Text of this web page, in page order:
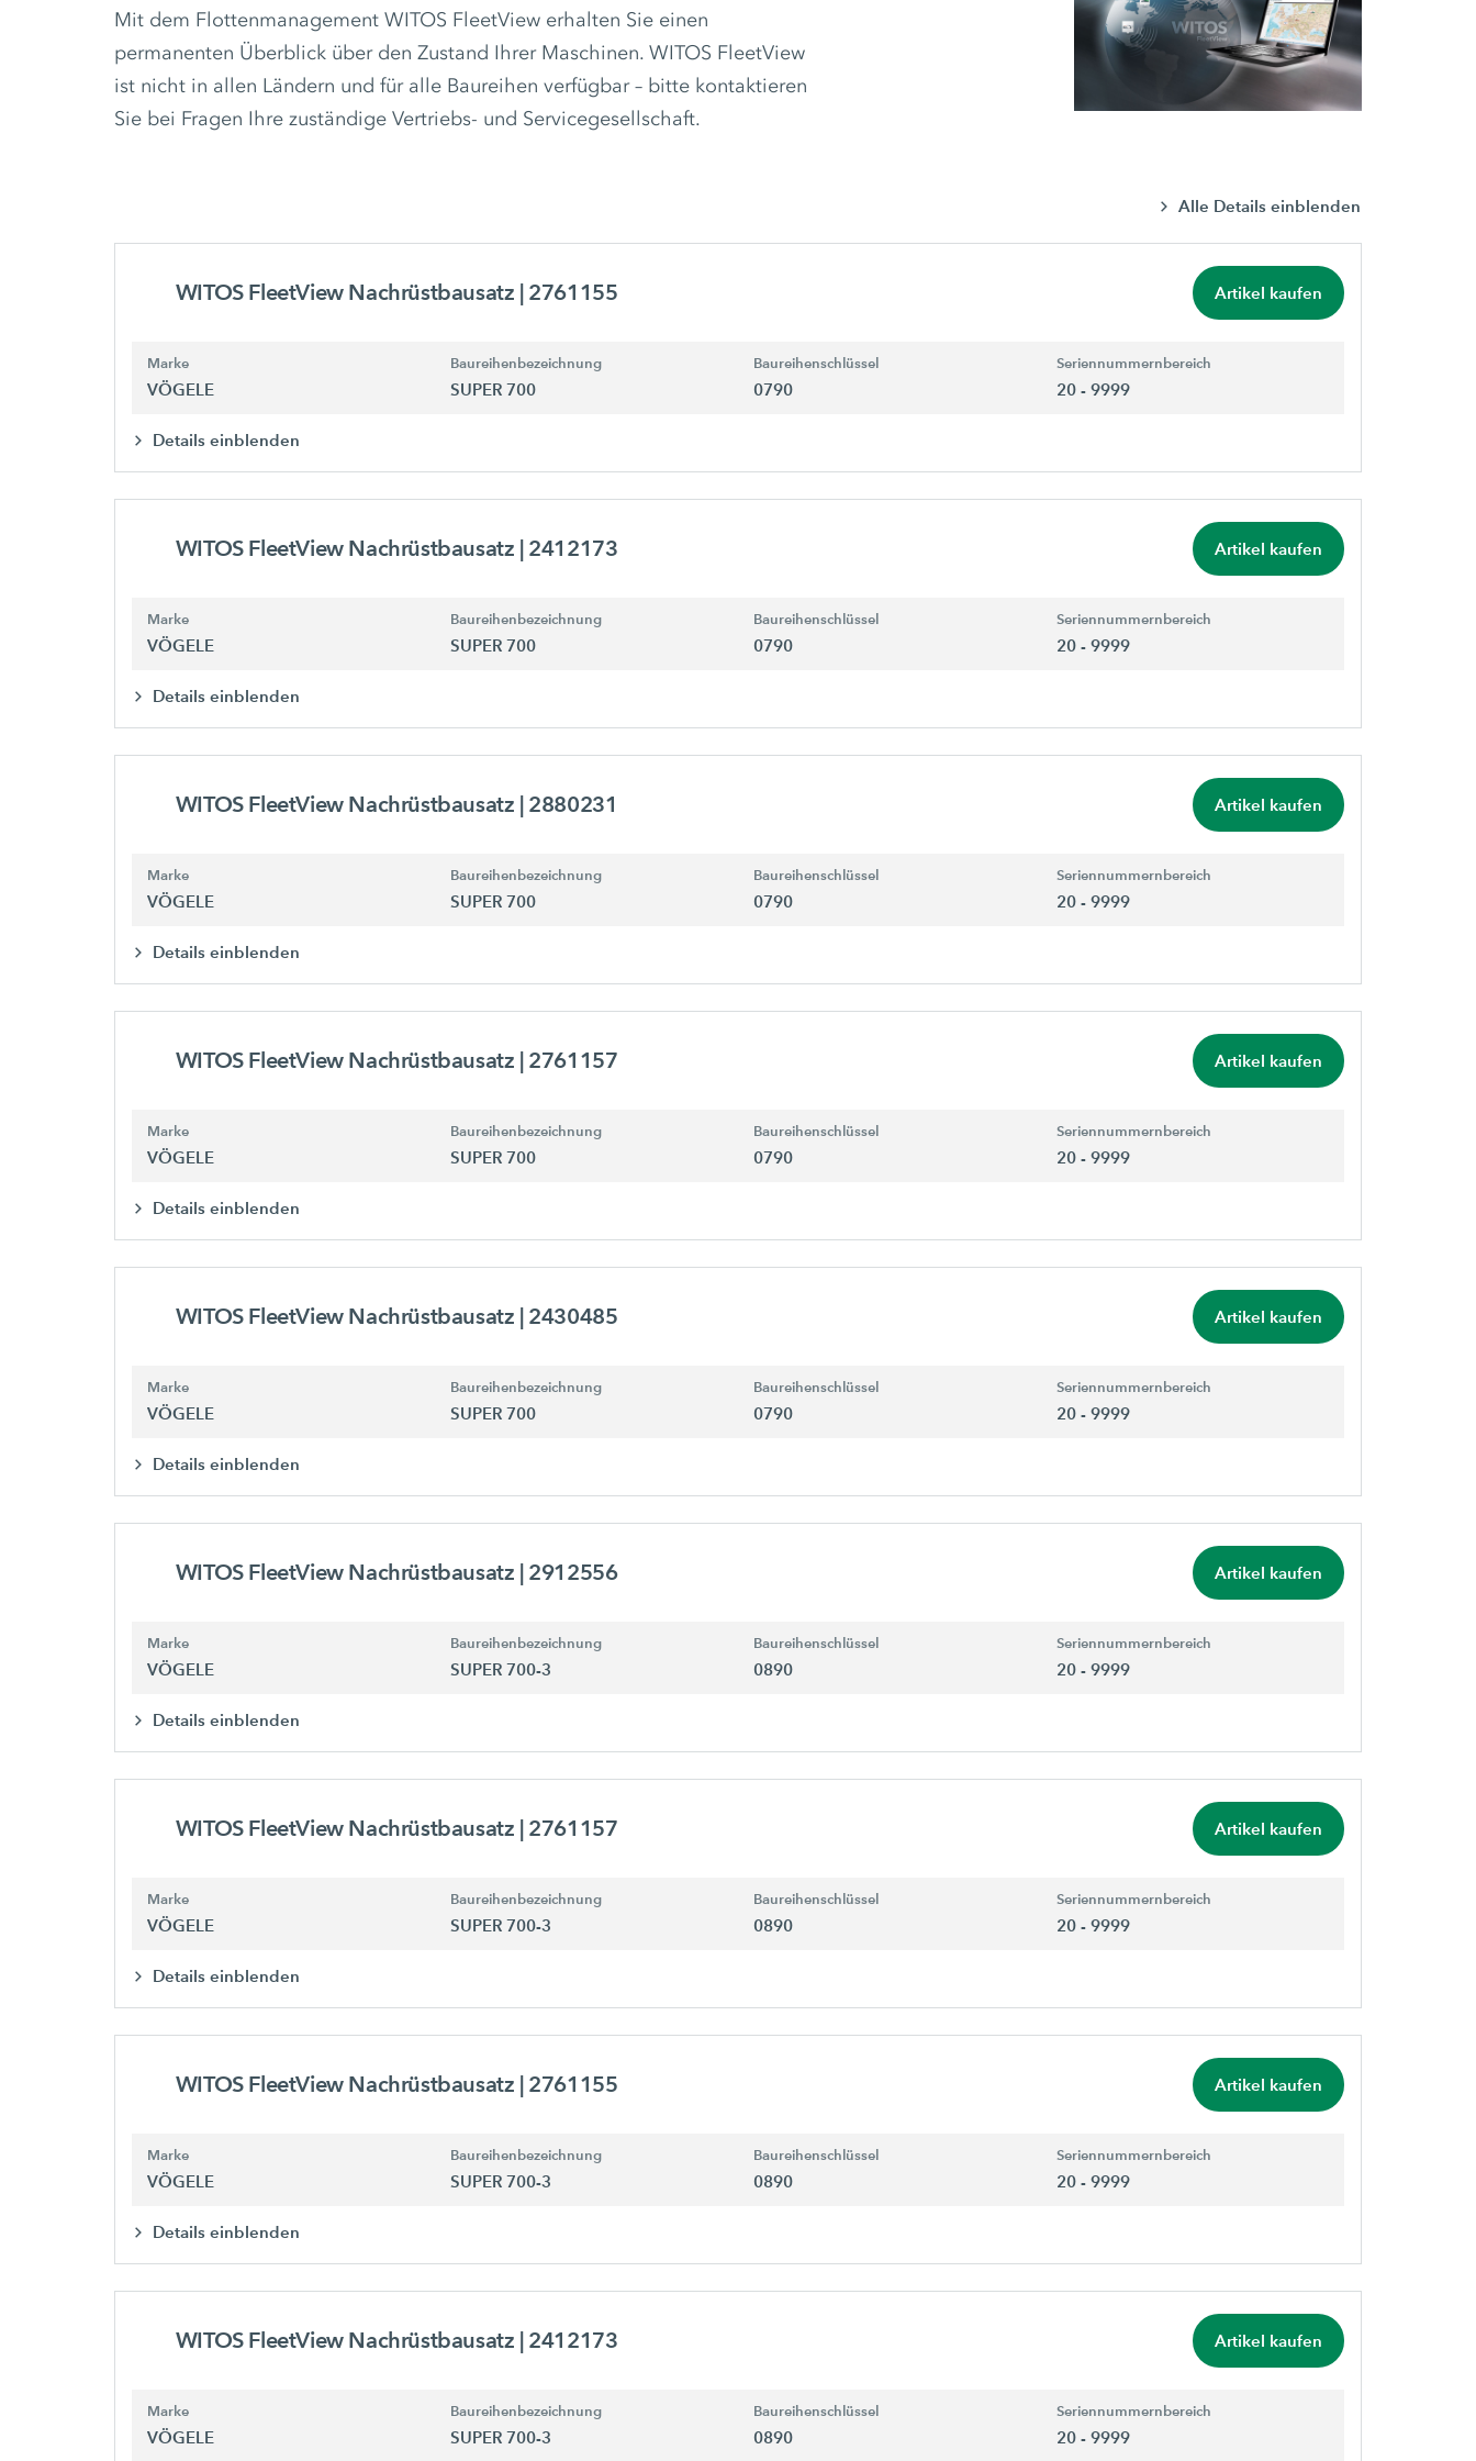
Mit dem Flottenmanagement WITOS FleetView erhalten Sie einen
permanenten Überblick über den Zustand Ihrer Maschinen. WITOS FleetView
ist nicht in allen Ländern und für alle Baureihen verfügbar – bitte kontaktieren
Sie bei Fragen Ihre zuständige Vertriebs- und Servicegesellschaft.
Alle Details einblenden
WITOS FleetView Nachrüstbausatz | 2761155 Artikel kaufen
Marke
VÖGELE
Baureihenbezeichnung
SUPER 700
Baureihenschlüssel
0790
Seriennummernbereich
20 - 9999
Details einblenden
WITOS FleetView Nachrüstbausatz | 2412173 Artikel kaufen
Marke
VÖGELE
Baureihenbezeichnung
SUPER 700
Baureihenschlüssel
0790
Seriennummernbereich
20 - 9999
Details einblenden
WITOS FleetView Nachrüstbausatz | 2880231 Artikel kaufen
Marke
VÖGELE
Baureihenbezeichnung
SUPER 700
Baureihenschlüssel
0790
Seriennummernbereich
20 - 9999
Details einblenden
WITOS FleetView Nachrüstbausatz | 2761157 Artikel kaufen
Marke
VÖGELE
Baureihenbezeichnung
SUPER 700
Baureihenschlüssel
0790
Seriennummernbereich
20 - 9999
Details einblenden
WITOS FleetView Nachrüstbausatz | 2430485 Artikel kaufen
Marke
VÖGELE
Baureihenbezeichnung
SUPER 700
Baureihenschlüssel
0790
Seriennummernbereich
20 - 9999
Details einblenden
WITOS FleetView Nachrüstbausatz | 2912556 Artikel kaufen
Marke
VÖGELE
Baureihenbezeichnung
SUPER 700-3
Baureihenschlüssel
0890
Seriennummernbereich
20 - 9999
Details einblenden
WITOS FleetView Nachrüstbausatz | 2761157 Artikel kaufen
Marke
VÖGELE
Baureihenbezeichnung
SUPER 700-3
Baureihenschlüssel
0890
Seriennummernbereich
20 - 9999
Details einblenden
WITOS FleetView Nachrüstbausatz | 2761155 Artikel kaufen
Marke
VÖGELE
Baureihenbezeichnung
SUPER 700-3
Baureihenschlüssel
0890
Seriennummernbereich
20 - 9999
Details einblenden
WITOS FleetView Nachrüstbausatz | 2412173 Artikel kaufen
Marke
VÖGELE
Baureihenbezeichnung
SUPER 700-3
Baureihenschlüssel
0890
Seriennummernbereich
20 - 9999